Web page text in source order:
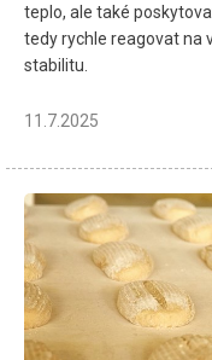
teplo, ale také
tedy rychle reagovat na
stabilitu.
11.7.2025